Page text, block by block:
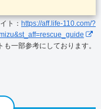
ト： https://aff.life-110.com/?
一部参考にしております。